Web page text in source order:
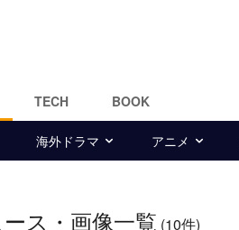
TECH BOOK
海外ドラマ アニメ
ス・画像一覧 (10件)